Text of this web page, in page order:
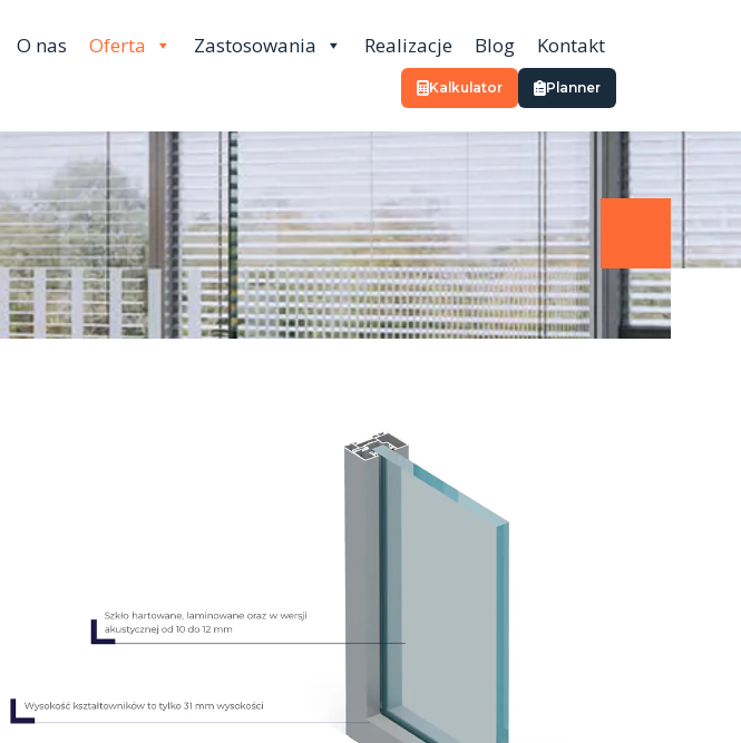
O nas Oferta Zastosowania Realizacje Blog Kontakt
Kalkulator Planner